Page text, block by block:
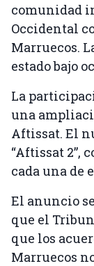
comunidad
Occidental
Marruecos.
estado bajo
La
una
Aftissat. El
“Aftissat 2”,
cada una de
El anuncio
que el
que los
Marruecos